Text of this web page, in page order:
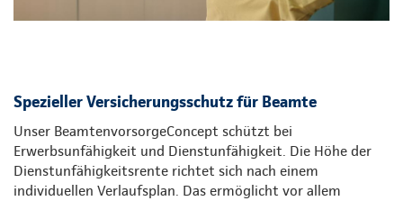
Spezieller Versicherungsschutz für Beamte
Unser BeamtenvorsorgeConcept schützt bei
Erwerbsunfähigkeit und Dienstunfähigkeit. Die Höhe der
Dienstunfähigkeitsrente richtet sich nach einem
individuellen Verlaufsplan. Das ermöglicht vor allem